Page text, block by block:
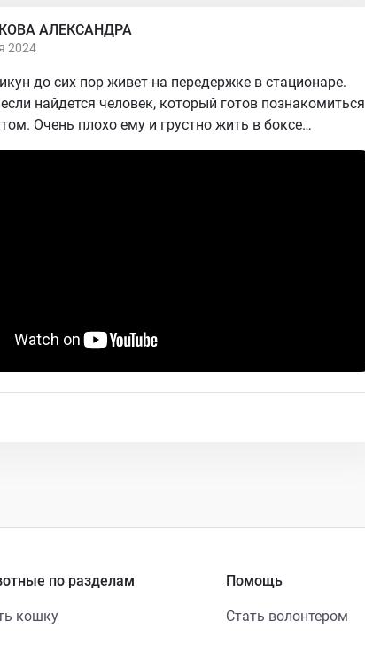
АЛЕКСАНДРА
2024
до сих пор живет на передержке в стационаре.
найдется человек, который готов познакомиться
Очень плохо ему и грустно жить в боксе…
по разделам
кошку
Помощь
Стать волонтером